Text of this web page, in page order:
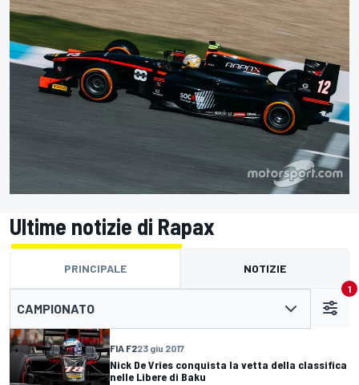
Ultime notizie di Rapax
PRINCIPALE NOTIZIE
CAMPIONATO
1
FIA F223 giu 2017
Nick De Vries conquista la vetta della classifica
nelle Libere di Baku